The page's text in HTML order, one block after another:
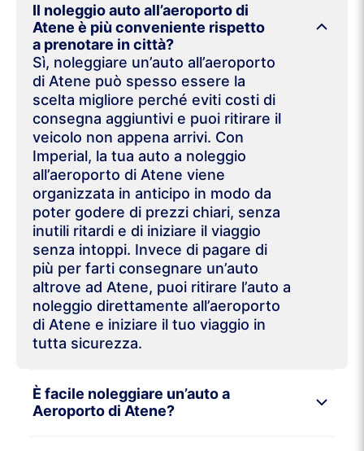
Il noleggio auto all’aeroporto di
Atene è più conveniente rispetto
a prenotare in città?
Sì, noleggiare un’auto all’aeroporto
di Atene può spesso essere la
scelta migliore perché eviti costi di
consegna aggiuntivi e puoi ritirare il
veicolo non appena arrivi. Con
Imperial, la tua auto a noleggio
all’aeroporto di Atene viene
organizzata in anticipo in modo da
poter godere di prezzi chiari, senza
inutili ritardi e di iniziare il viaggio
senza intoppi. Invece di pagare di
più per farti consegnare un’auto
altrove ad Atene, puoi ritirare l’auto a
noleggio direttamente all’aeroporto
di Atene e iniziare il tuo viaggio in
tutta sicurezza.
È facile noleggiare un’auto a
Aeroporto di Atene?